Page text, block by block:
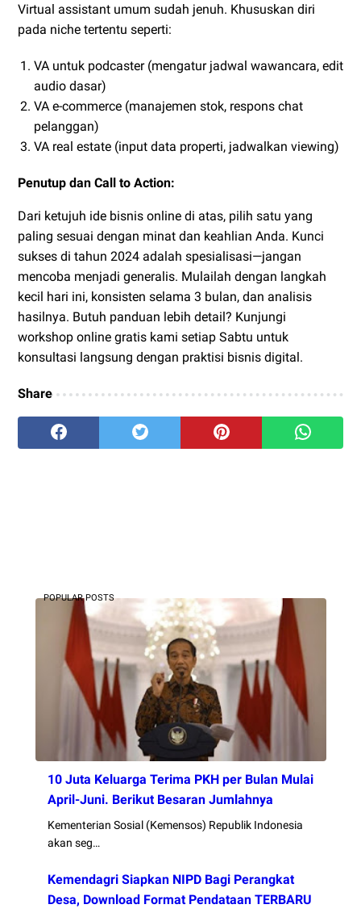
Virtual assistant umum sudah jenuh. Khususkan diri
pada niche tertentu seperti:
VA untuk podcaster (mengatur jadwal wawancara, edit
audio dasar)
VA e-commerce (manajemen stok, respons chat
pelanggan)
VA real estate (input data properti, jadwalkan viewing)
Penutup dan Call to Action:
Dari ketujuh ide bisnis online di atas, pilih satu yang
paling sesuai dengan minat dan keahlian Anda. Kunci
sukses di tahun 2024 adalah spesialisasi—jangan
mencoba menjadi generalis. Mulailah dengan langkah
kecil hari ini, konsisten selama 3 bulan, dan analisis
hasilnya. Butuh panduan lebih detail? Kunjungi
workshop online gratis kami setiap Sabtu untuk
konsultasi langsung dengan praktisi bisnis digital.
Share
POPULAR POSTS
10 Juta Keluarga Terima PKH per Bulan Mulai
April-Juni. Berikut Besaran Jumlahnya
Kementerian Sosial (Kemensos) Republik Indonesia
akan seg…
Kemendagri Siapkan NIPD Bagi Perangkat
Desa, Download Format Pendataan TERBARU